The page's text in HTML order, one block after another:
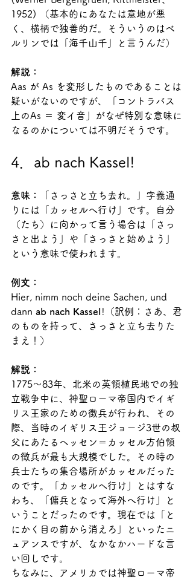
1952) （基本的にあなたは意地が悪
く、横柄で独善的だ。そういうのはベ
ルリンでは「海千山千」と言うんだ）
解説：
Aas が As を変形したものであることは
疑いがないのですが、「コントラバス
上のAs ＝ 変イ音」がなぜ特別な意味に
なるのかについては不明だそうです。
4．ab nach Kassel!
意味：
「さっさと立ち去れ。」字義通
りには「カッセルへ行け」です。自分
（たち）に向かって言う場合は「さっ
さと出よう」や「さっさと始めよう」
という意味で使われます。
例文：
Hier, nimm noch deine Sachen, und
dann ab nach Kassel !（訳例：さあ、君
のものを持って、さっさと立ち去りた
まえ！）
解説：
1775～83年、北米の英領植民地での独
立戦争中に、神聖ローマ帝国内でイギ
リス王家のための徴兵が行われ、その
際、当時のイギリス王ジョージ3世の叔
父にあたるヘッセン＝カッセル方伯領
の徴兵が最も大規模でした。その時の
兵士たちの集合場所がカッセルだった
のです。「カッセルへ行け」とはすな
わち、「傭兵となって海外へ行け」と
いうことだったのです。現在では「と
にかく目の前から消えろ」といったニ
ュアンスですが、なかなかハードな言
い回しです。
ちなみに、アメリカでは神聖ローマ帝